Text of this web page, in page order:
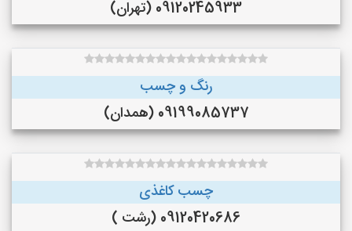
09120245933 (تهران)
رنگ و چسب
09199085737 (همدان)
چسب کاغذی
09120420686 (رشت )